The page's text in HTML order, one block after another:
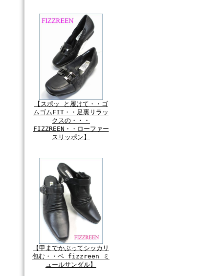
【スポッ と履けて・・ゴ
ムゴムFIT・・足裏リラッ
クスの・・・
FIZZREEN・・ローファー
スリッポン】
【甲までかぶってシッカリ
包む・・ベ fizzreen ミ
ュールサンダル】